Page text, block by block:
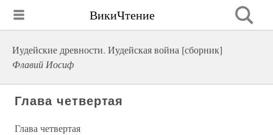
ВикиЧтение
Иудейские древности. Иудейская война [сборник]
Флавий Иосиф
Глава четвертая
Глава четвертая